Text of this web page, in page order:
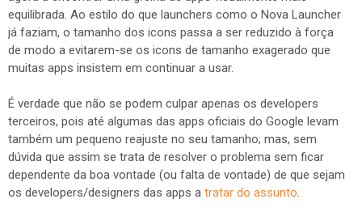
equilibrada. Ao estilo do que launchers como o Nova Launcher
já faziam, o tamanho dos icons passa a ser reduzido à força
de modo a evitarem-se os icons de tamanho exagerado que
muitas apps insistem em continuar a usar.
É verdade que não se podem culpar apenas os developers
terceiros, pois até algumas das apps oficiais do Google levam
também um pequeno reajuste no seu tamanho; mas, sem
dúvida que assim se trata de resolver o problema sem ficar
dependente da boa vontade (ou falta de vontade) de que sejam
os developers/designers das apps a tratar do assunto